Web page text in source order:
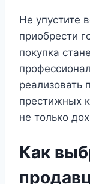
Не упустите
приобрести
покупка
реализовать
престижных
не только
Как